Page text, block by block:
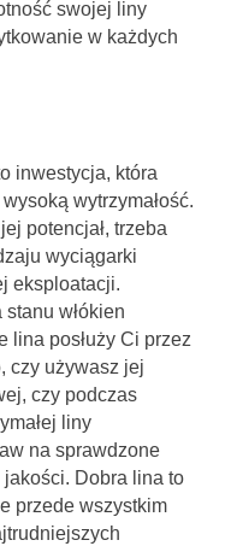
swojej liny
w każdych
inwestycja, która
wytrzymałość.
potencjał, trzeba
wyciągarki
eksploatacji.
włókien
lina posłuży Ci przez
czy używasz jej
czy podczas
liny
na sprawdzone
Dobra lina to
przede wszystkim